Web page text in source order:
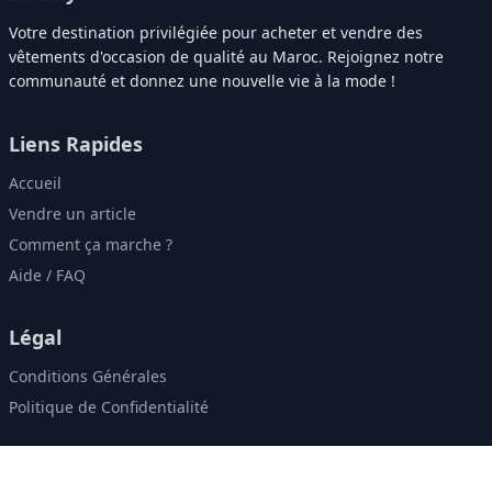
Votre destination privilégiée pour acheter et vendre des
vêtements d'occasion de qualité au Maroc. Rejoignez notre
communauté et donnez une nouvelle vie à la mode !
Liens Rapides
Accueil
Vendre un article
Comment ça marche ?
Aide / FAQ
Légal
Conditions Générales
Politique de Confidentialité